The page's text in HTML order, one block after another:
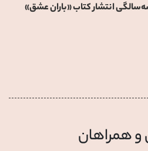
انتشار کتاب «باران عشق»
و همراهان